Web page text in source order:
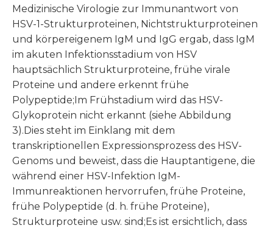
Medizinische Virologie zur Immunantwort von
HSV-1-Strukturproteinen, Nichtstrukturproteinen
und körpereigenem IgM und IgG ergab, dass IgM
im akuten Infektionsstadium von HSV
hauptsächlich Strukturproteine, frühe virale
Proteine ​​und andere erkennt frühe
Polypeptide;Im Frühstadium wird das HSV-
Glykoprotein nicht erkannt (siehe Abbildung
3).Dies steht im Einklang mit dem
transkriptionellen Expressionsprozess des HSV-
Genoms und beweist, dass die Hauptantigene, die
während einer HSV-Infektion IgM-
Immunreaktionen hervorrufen, frühe Proteine,
frühe Polypeptide (d. h. frühe Proteine),
Strukturproteine ​​usw. sind;Es ist ersichtlich, dass